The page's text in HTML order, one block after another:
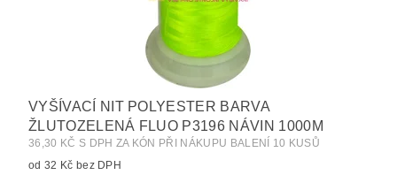
VYŠÍVACÍ NIT POLYESTER BARVA
ŽLUTOZELENÁ FLUO P3196 NÁVIN 1000M
36,30 KČ S DPH ZA KÓN PŘI NÁKUPU BALENÍ 10 KUSŮ
od 32 Kč bez DPH